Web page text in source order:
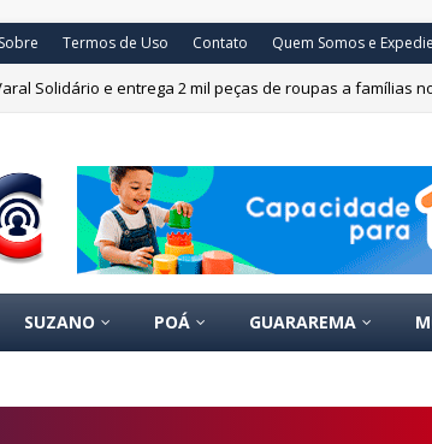
Sobre Termos de Uso Contato Quem Somos e
Solidário e entrega 2 mil peças de roupas a famílias
e apreende mais de três mil porções de drogas nos
SUZANO POÁ GUARAREMA